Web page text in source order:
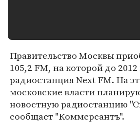
Правительство Москвы
105,2 FM, на которой до
радиостанция Next FM. На
московские власти
новостную радиостанцию
сообщает "Коммерсантъ".